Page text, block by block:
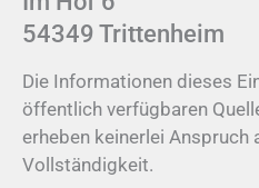
54349 Trittenheim
Die Informationen dieses
öffentlich verfügbaren
erheben keinerlei Anspruch
Vollständigkeit.